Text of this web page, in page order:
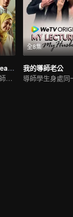
The Millennial Preacher
千禧世代伊斯蘭導師的愛情。
全8集
我的導師老公